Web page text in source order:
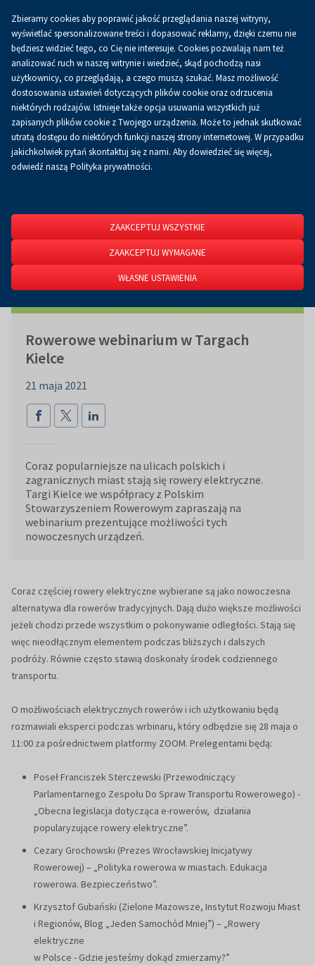
0.00 złKoszykPL
Strona główna O firmie Aktualności
Aktualności
Rowerowe webinarium w Targach
Kielce
21 maja 2021
Coraz popularniejsze na ulicach polskich i
zagranicznych miast stają się rowery elektryczne.
Targi Kielce we współpracy z Polskim
Stowarzyszeniem Rowerowym zapraszają na
webinarium prezentujące możliwości tych
nowoczesnych urządzeń.
Coraz częściej rowery elektryczne wybierane są jako nowoczesna
alternatywa dla rowerów tradycyjnych. Dają dużo większe możliwości
jeżeli chodzi przede wszystkim o pokonywanie odległości. Stają się
więc nieodłącznym elementem podczas bliższych i dalszych
podróży. Równie często stawią doskonały środek codziennego
transportu.
O możliwościach elektrycznych rowerów i ich użytkowaniu będą
rozmawiali eksperci podczas wrbinaru, który odbędzie się 28 maja o
11:00 za pośrednictwem platformy ZOOM. Prelegentami będą:
Poseł Franciszek Sterczewski (Przewodniczący
Parlamentarnego Zespołu Do Spraw Transportu Rowerowego) -
„Obecna legislacja dotycząca e-rowerów, działania
popularyzujące rowery elektryczne”.
Cezary Grochowski (Prezes Wrocławskiej Inicjatywy
Rowerowej) – „Polityka rowerowa w miastach. Edukacja
rowerowa. Bezpieczeństwo”.
Krzysztof Gubański (Zielone Mazowsze, Instytut Rozwoju Miast
i Regionów, Blog „Jeden Samochód Mniej”) – „Rowery
elektryczne
w Polsce - Gdzie jesteśmy dokąd zmierzamy?”
Zbieramy cookies aby poprawić jakość przeglądania naszej witryny,
wyświetlać spersonalizowane treści i dopasować reklamy, dzięki czemu nie
będziesz widzieć tego, co Cię nie interesuje. Cookies pozwalają nam też
analizować ruch w naszej witrynie i wiedzieć, skąd pochodzą nasi
użytkownicy, co przeglądają, a czego muszą szukać. Masz możliwość
dostosowania ustawień dotyczących plików cookie oraz odrzucenia
niektórych rodzajów. Istnieje także opcja usuwania wszystkich już
zapisanych plików cookie z Twojego urządzenia. Może to jednak skutkować
utratą dostępu do niektórych funkcji naszej strony internetowej. W przypadku
jakichkolwiek pytań skontaktuj się z nami. Aby dowiedzieć się więcej,
odwiedź naszą Polityka prywatności.
ZAAKCEPTUJ WSZYSTKIE
ZAAKCEPTUJ WYMAGANE
WŁASNE USTAWIENIA